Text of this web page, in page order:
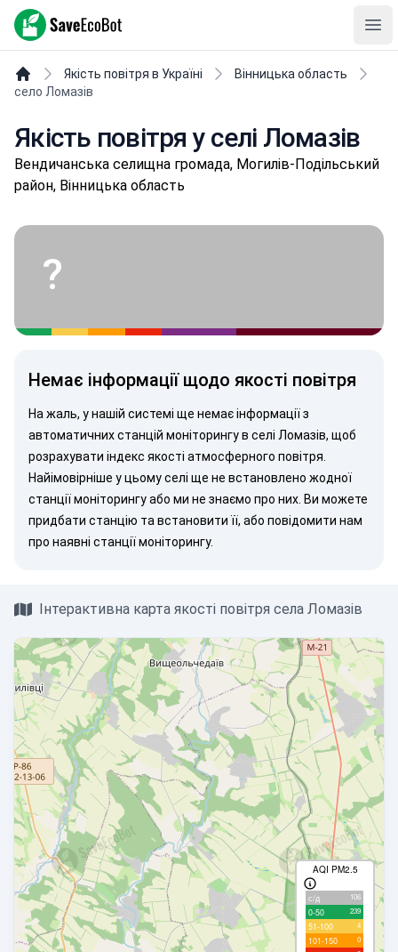
SaveEcoBot
Якість повітря в Україні
Вінницька область
село Ломазів
Якість повітря у селі Ломазів
Вeндичaнськa селищнa громада, Могилів-Подільський
район, Вінницька область
?
Немає інформації щодо якості повітря
На жаль, у нашій системі ще немає інформації з
автоматичних станцій моніторингу в селі Ломазів, щоб
розрахувати індекс якості атмосферного повітря.
Найімовірніше у цьому селі ще не встановлено жодної
станції моніторингу або ми не знаємо про них. Ви можете
придбати станцію та встановити її, або повідомити нам
про наявні станції моніторингу.
Інтерактивна карта якості повітря села Ломазів
AQI PM2.5
с/д 106
0-50 239
51-100 4
101-150 0